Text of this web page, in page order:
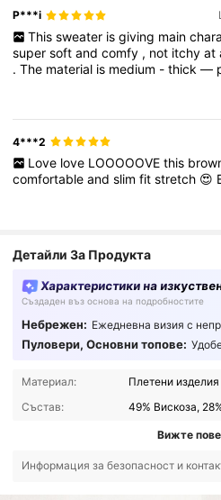
P***i
This sweater is giving main
supersoftandcomfy , not itchyat
.The material is medium -thick—
4***2
Love love LOOOOOVE this
comfortableandslimfitstretch 😍
Детайли За Продукта
Характеристики на
Създаден въз основа на подробностите
Небрежен: Ежедневна визия с
Пуловери, Основни топове:
Материал:
Плетени изделия
Състав:
49% Вискоза,
Вижте
Информация за безопасност и